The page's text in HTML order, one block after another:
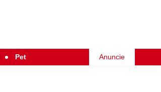
Pet Anuncie